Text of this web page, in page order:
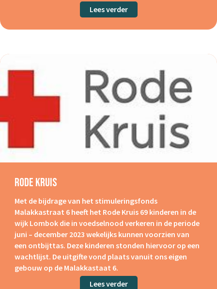
Lees verderabout Leger des Heils,
Rode Kruis
Met de bijdrage van het stimuleringsfonds
Malakkastraat 6 heeft het Rode Kruis 69 kinderen in de
wijk Lombok die in voedselnood verkeren in de periode
juni – december 2023 wekelijks kunnen voorzien van
een ontbijttas. Deze kinderen stonden hiervoor op een
wachtlijst. De uitgifte vond plaats vanuit ons eigen
gebouw op de Malakkastaat 6.
Lees verderabout Rode Kruis